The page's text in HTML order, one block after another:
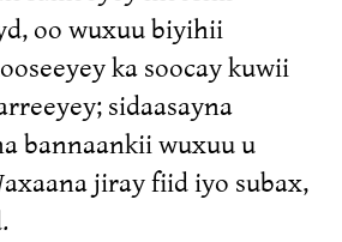
oo wuxuu biyihii
ka soocay kuwii
sidaasayna
bannaankii wuxuu u
jiray fiid iyo subax,